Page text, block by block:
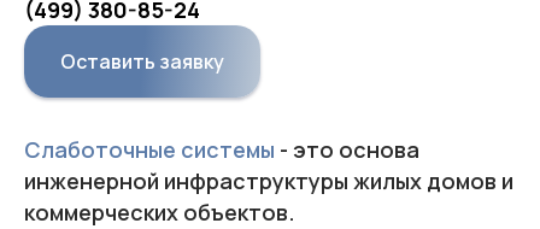
(499) 380-85-24
Оставить заявку
Слаботочные системы - это основа
инженерной инфраструктуры жилых домов и
коммерческих объектов.